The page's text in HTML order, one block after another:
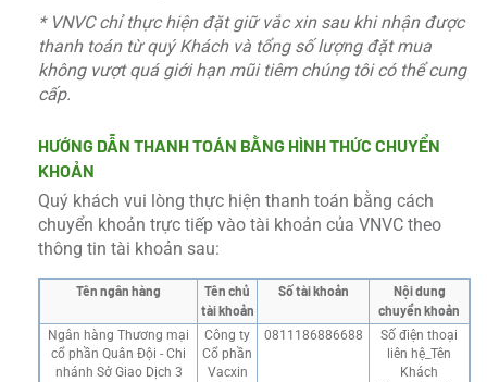
* VNVC chỉ thực hiện đặt giữ vắc xin sau khi nhận được
thanh toán từ quý Khách và tổng số lượng đặt mua
không vượt quá giới hạn mũi tiêm chúng tôi có thể cung
cấp.
HƯỚNG DẪN THANH TOÁN BẰNG HÌNH THỨC CHUYỂN
KHOẢN
Quý khách vui lòng thực hiện thanh toán bằng cách
chuyển khoản trực tiếp vào tài khoản của VNVC theo
thông tin tài khoản sau:
Tên ngân hàng
Tên chủ
tài khoản
Số tài khoản
Nội dung
chuyển khoản
Ngân hàng Thương mại
cổ phần Quân Đội - Chi
nhánh Sở Giao Dịch 3
Công ty
Cổ phần
Vacxin
0811186886688
Số điện thoại
liên hệ_Tên
Khách